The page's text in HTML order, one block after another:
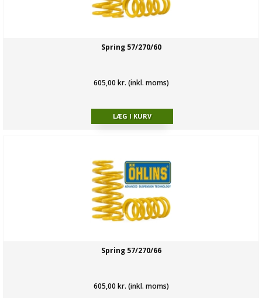
Spring 57/270/60
605,00 kr. (inkl. moms)
Spring 57/270/66
605,00 kr. (inkl. moms)